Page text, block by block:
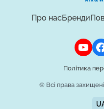
Про насБренди
Політика
© Всі права